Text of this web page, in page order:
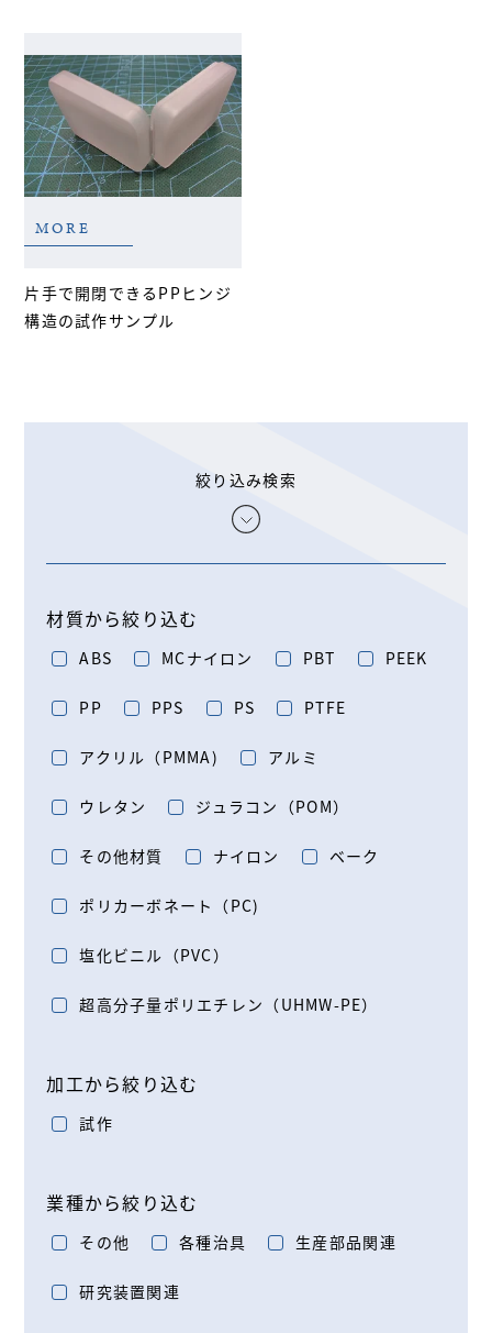
MORE
片手で開閉できるPPヒンジ
構造の試作サンプル
絞り込み検索
材質から絞り込む
ABS MCナイロン PBT PEEK
PP PPS PS PTFE
アクリル（PMMA) アルミ
ウレタン ジュラコン（POM）
その他材質 ナイロン ベーク
ポリカーボネート（PC)
塩化ビニル（PVC）
超高分子量ポリエチレン（UHMW-PE）
加工から絞り込む
試作
業種から絞り込む
その他 各種治具 生産部品関連
研究装置関連